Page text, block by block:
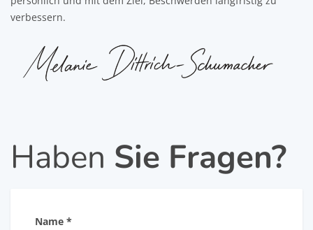
verbessern.
Haben Sie Fragen?
Name *